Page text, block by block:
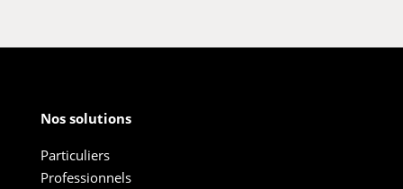
Nos solutions
Particuliers
Professionnels